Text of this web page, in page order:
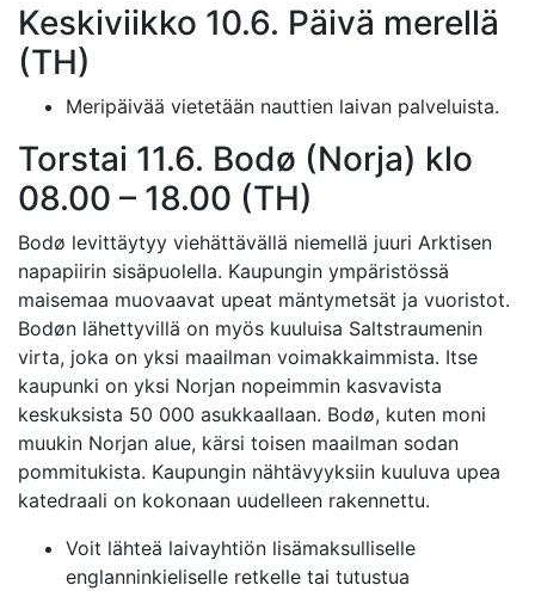
Keskiviikko 10.6. Päivä merellä
(TH)
Meripäivää vietetään nauttien laivan palveluista.
Torstai 11.6. Bodø (Norja) klo
08.00 – 18.00 (TH)
Bodø levittäytyy viehättävällä niemellä juuri Arktisen
napapiirin sisäpuolella. Kaupungin ympäristössä
maisemaa muovaavat upeat mäntymetsät ja vuoristot.
Bodøn lähettyvillä on myös kuuluisa Saltstraumenin
virta, joka on yksi maailman voimakkaimmista. Itse
kaupunki on yksi Norjan nopeimmin kasvavista
keskuksista 50 000 asukkaallaan. Bodø, kuten moni
muukin Norjan alue, kärsi toisen maailman sodan
pommitukista. Kaupungin nähtävyyksiin kuuluva upea
katedraali on kokonaan uudelleen rakennettu.
Voit lähteä laivayhtiön lisämaksulliselle
englanninkieliselle retkelle tai tutustua